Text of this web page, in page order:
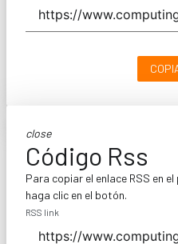
close
Código Rss
Para copiar el enlace RSS en
haga clic en el botón.
RSS link